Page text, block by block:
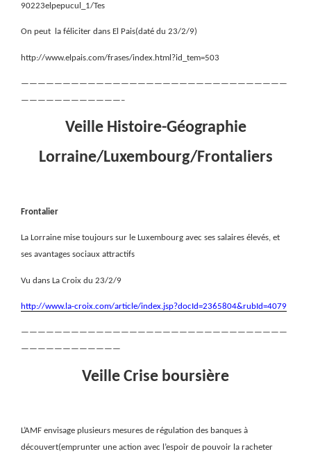
90223elpepucul_1/Tes
On peut la féliciter dans El Pais(daté du 23/2/9)
http://www.elpais.com/frases/index.html?id_tem=503
————————————————————————————————
————————————–
Veille Histoire-Géographie
Lorraine/Luxembourg/Frontaliers
Frontalier
La Lorraine mise toujours sur le Luxembourg avec ses salaires élevés, et
ses avantages sociaux attractifs
Vu dans La Croix du 23/2/9
http://www.la-croix.com/article/index.jsp?docId=2365804&rubId=4079
————————————————————————————————
————————————
Veille Crise boursière
L’AMF envisage plusieurs mesures de régulation des banques à
découvert(emprunter une action avec l’espoir de pouvoir la racheter